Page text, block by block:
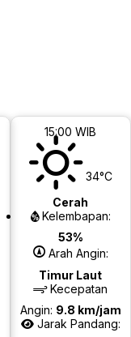
15:00 WIB
34°C
Cerah
Kelembapan:
53%
Arah Angin:
Timur Laut
Kecepatan
Angin: 9.8 km/jam
Jarak Pandang: